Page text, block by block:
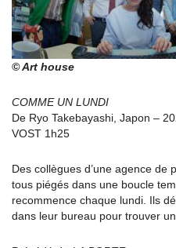
© Art house
COMME UN LUNDI
De Ryo Takebayashi, Japon –
VOST 1h25
Des collègues d’une agence de
tous piégés dans une boucle
recommence chaque lundi. Ils
dans leur bureau pour trouver